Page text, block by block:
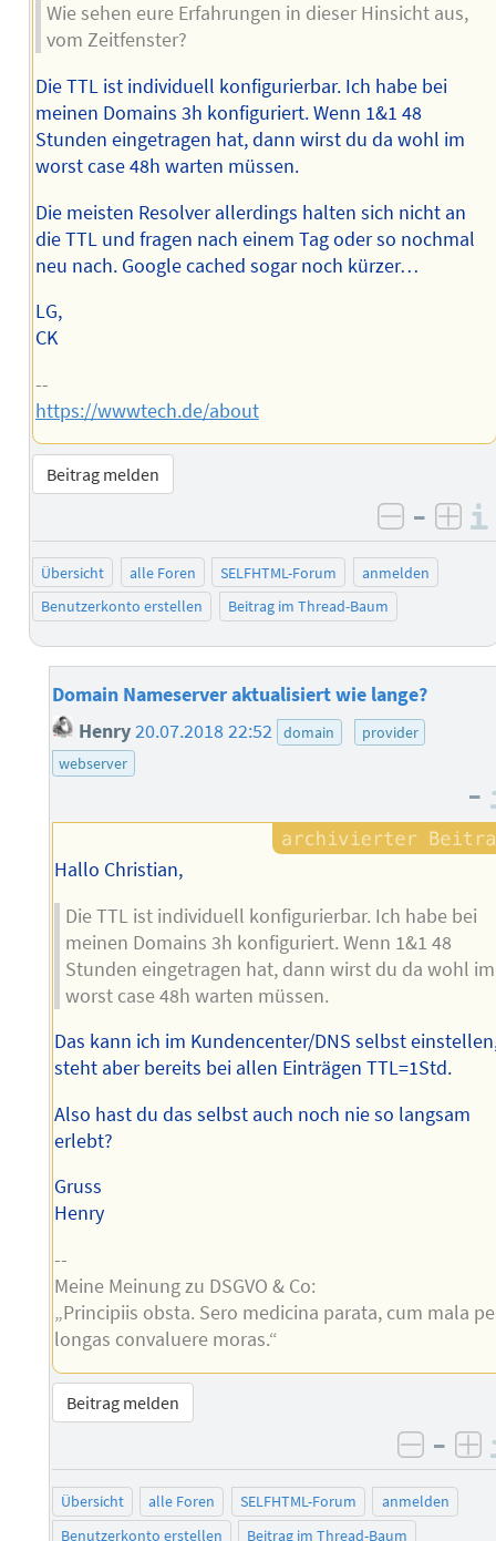
Wie sehen eure Erfahrungen in dieser Hinsicht aus,
vom Zeitfenster?
Die TTL ist individuell konfigurierbar. Ich habe bei
meinen Domains 3h konfiguriert. Wenn 1&1 48
Stunden eingetragen hat, dann wirst du da wohl im
worst case 48h warten müssen.
Die meisten Resolver allerdings halten sich nicht an
die TTL und fragen nach einem Tag oder so nochmal
neu nach. Google cached sogar noch kürzer…
LG,
CK
--
https://wwwtech.de/about
Beitrag melden
negativ
–
Übersicht alle Foren SELFHTML-Forum
anmelden
Benutzerkonto erstellen
Beitrag im Thread-Baum
Domain Nameserver aktualisiert wie lange?
Henry20.07.2018 22:52 domain
provider
webserver
–
Hallo Christian,
Die TTL ist individuell konfigurierbar. Ich habe bei
meinen Domains 3h konfiguriert. Wenn 1&1 48
Stunden eingetragen hat, dann wirst du da wohl im
worst case 48h warten müssen.
Das kann ich im Kundencenter/DNS selbst
steht aber bereits bei allen Einträgen TTL=1Std.
Also hast du das selbst auch noch nie so langsam
erlebt?
Gruss
Henry
--
Meine Meinung zu DSGVO & Co:
„Principiis obsta. Sero medicina parata, cum mala
longas convaluere moras.“
Beitrag melden
–
Übersicht alle Foren SELFHTML-Forum
anmelden
Benutzerkonto erstellen
Beitrag im Thread-Baum